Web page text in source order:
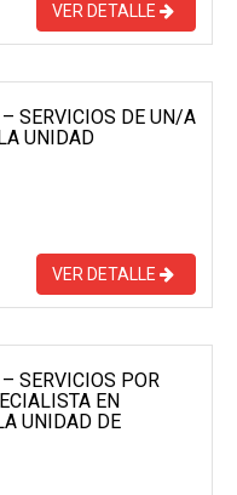
VER DETALLE
SERVICIOS DE UN/A
UNIDAD
VER DETALLE
SERVICIOS POR
EN
UNIDAD DE